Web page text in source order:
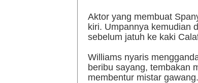
Aktor yang membuat
kiri. Umpannya kemudian
sebelum jatuh ke kaki
Williams nyaris
beribu sayang, tembakan
membentur mistar gawang.